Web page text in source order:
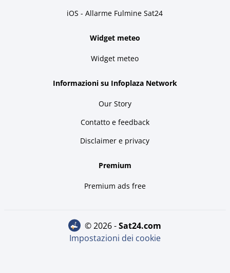
iOS - Allarme Fulmine Sat24
Widget meteo
Widget meteo
Informazioni su Infoplaza Network
Our Story
Contatto e feedback
Disclaimer e privacy
Premium
Premium ads free
© 2026 - sat24.com
Impostazioni dei cookie